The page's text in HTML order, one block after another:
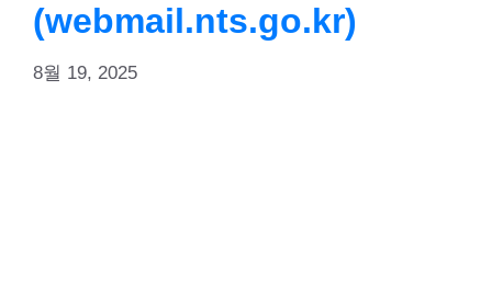
(webmail.nts.go.kr)
8월 19, 2025